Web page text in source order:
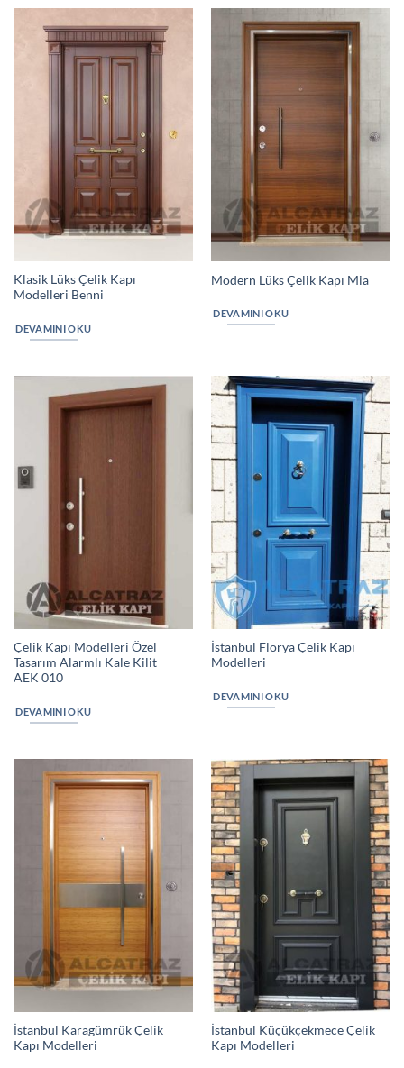
Klasik Lüks Çelik Kapı
Modelleri Benni
DEVAMINI OKU
Modern Lüks Çelik Kapı Mia
DEVAMINI OKU
Çelik Kapı Modelleri Özel
Tasarım Alarmlı Kale Kilit
AEK 010
DEVAMINI OKU
İstanbul Florya Çelik Kapı
Modelleri
DEVAMINI OKU
İstanbul Karagümrük Çelik
Kapı Modelleri
İstanbul Küçükçekmece Çelik
Kapı Modelleri